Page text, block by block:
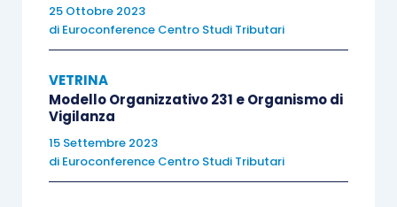
III Incontro
Operazioni straordinarie nelle cooperative
La trasformazione delle società
cooperative
Trasformazione delle società cooperative
25 Ottobre 2023
di Euroconference Centro Studi Tributari
VETRINA
Modello Organizzativo 231 e Organismo di
Vigilanza
15 Settembre 2023
di Euroconference Centro Studi Tributari